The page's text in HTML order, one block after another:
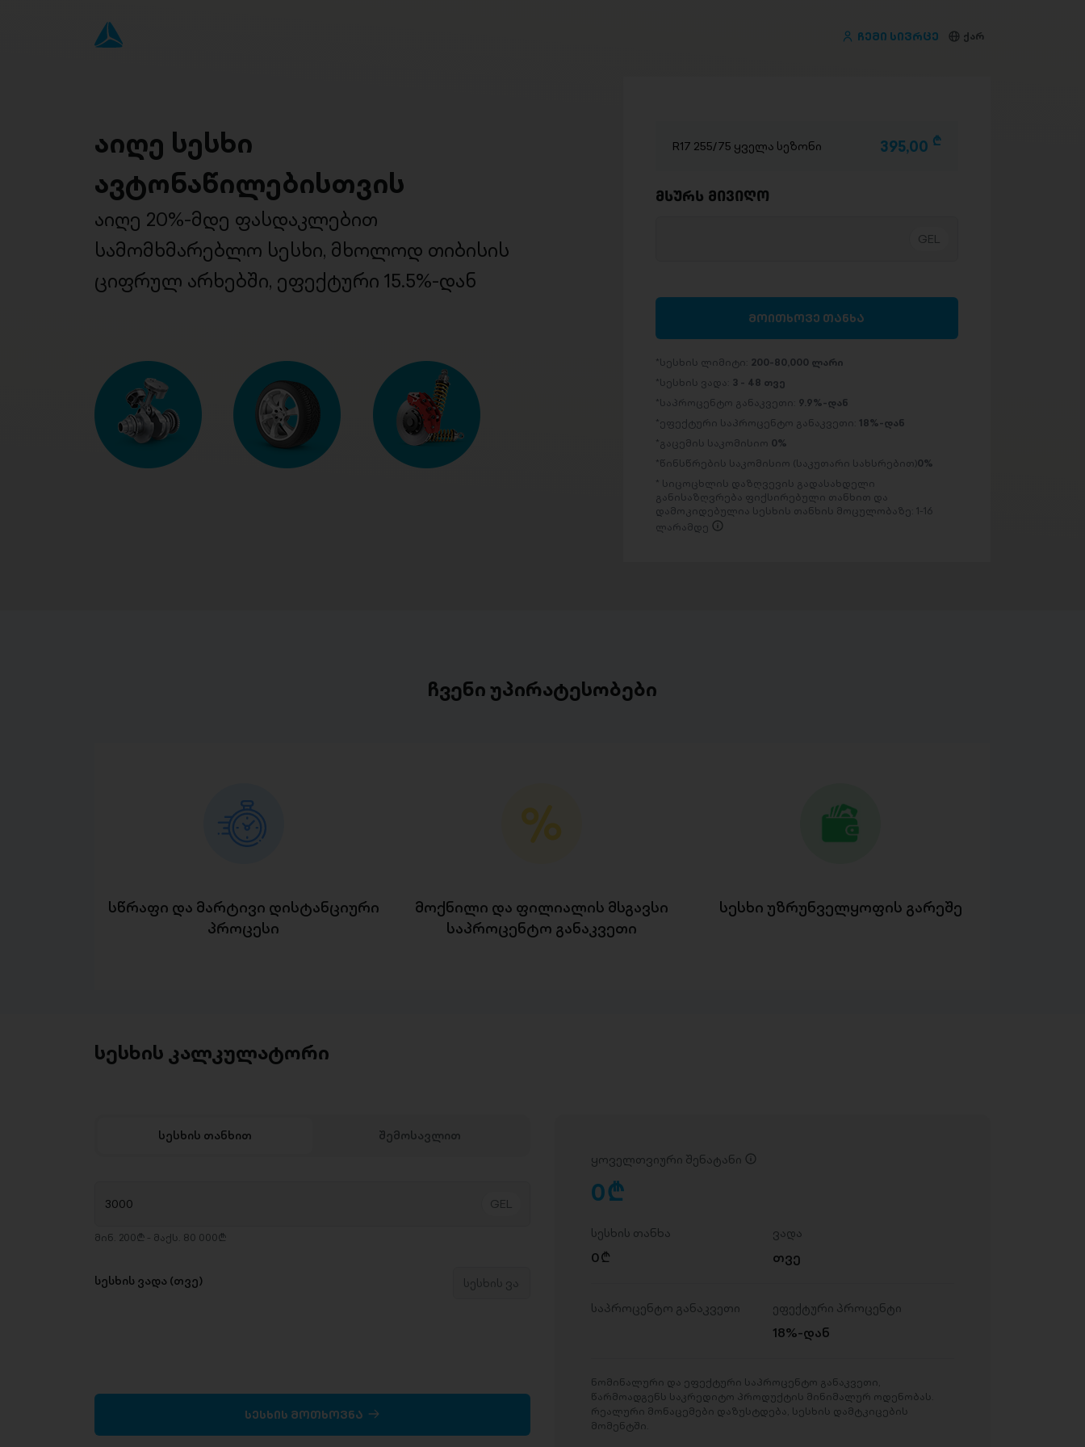
ჩემი სივრცე ქარ
აიღე სესხი
ავტონაწილებისთვის
აიღე 20%-მდე ფასდაკლებით
სამომხმარებლო სესხი, მხოლოდ თიბისის
ციფრულ არხებში, ეფექტური 15.5%-დან
R17 255/75 ყველა სეზონი 395,00 D
მსურს მივიღო
მოითხოვე თანხა
სესხის ლიმიტი: 200-80,000 ლარი
სესხის ვადა: 3 - 48 თვე
საპროცენტო განაკვეთი: 9.9%-დან
ეფექტური საპროცენტო განაკვეთი: 18%-დან
გაცემის საკომისიო 0%
წინსწრების საკომისიო (საკუთარი სახსრებით)0%
სიცოცხლის დაზღვევის გადასახდელი
განისაზღვრება ფიქსირებული თანხით და
დამოკიდებულია სესხის თანხის მოცულობაზე: 1-16
ლარამდე
ჩვენი უპირატესობები
სწრაფი და მარტივი დისტანციური
პროცესი
მოქნილი და ფილიალის მსგავსი
საპროცენტო განაკვეთი
სესხი უზრუნველყოფის გარეშე
სესხის კალკულატორი
სესხის თანხით შემოსავლით
მინ. 200₾ - მაქს. 80 000₾
სესხის ვადა (თვე)
ყოველთვიური შენატანი
0D
სესხის თანხა
0D
ვადა
თვე
საპროცენტო განაკვეთი ეფექტური პროცენტი
18%-დან
ნომინალური და ეფექტური საპროცენტო განაკვეთი,
წარმოადგენს საკრედიტო პროდუქტის მინიმალურ ოდენობას.
რეალური მონაცემები დაზუსტდება, სესხის დამტკიცების
მომენტში.
სესხის მოთხოვნა